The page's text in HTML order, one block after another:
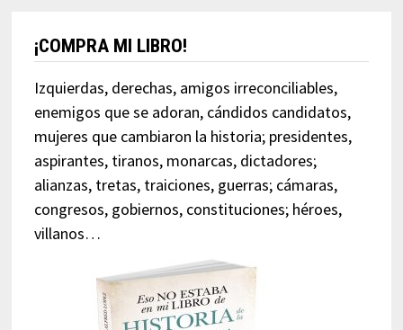
¡COMPRA MI LIBRO!
Izquierdas, derechas, amigos irreconciliables,
enemigos que se adoran, cándidos candidatos,
mujeres que cambiaron la historia; presidentes,
aspirantes, tiranos, monarcas, dictadores;
alianzas, tretas, traiciones, guerras; cámaras,
congresos, gobiernos, constituciones; héroes,
villanos…